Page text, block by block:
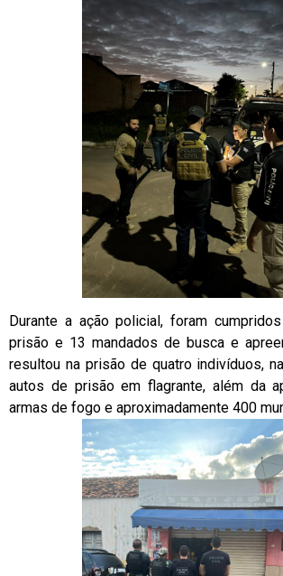
Durante a ação policial, foram
prisão e 13 mandados de busca e
resultou na prisão de quatro indivíduos,
autos de prisão em flagrante, além da
armas de fogo e aproximadamente 400